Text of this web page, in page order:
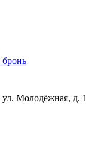
Молодёжная, д. 1